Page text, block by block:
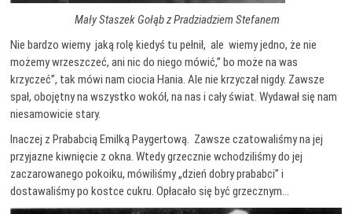
Mały Staszek Gołąb z Pradziadziem Stefanem
Nie bardzo wiemy jaką rolę kiedyś tu pełnił, ale wiemy jedno, że nie
możemy wrzeszczeć, ani nic do niego mówić,” bo może na was
krzyczeć”, tak mówi nam ciocia Hania. Ale nie krzyczał nigdy. Zawsze
spał, obojętny na wszystko wokół, na nas i cały świat. Wydawał się nam
niesamowicie stary.
Inaczej z Prababcią Emilką Paygertową. Zawsze czatowaliśmy na jej
przyjazne kiwnięcie z okna. Wtedy grzecznie wchodziliśmy do jej
zaczarowanego pokoiku, mówiliśmy „dzień dobry prababci” i
dostawaliśmy po kostce cukru. Opłacało się być grzecznym…